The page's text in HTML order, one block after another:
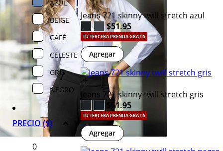
AZUL
BEIGE
CAFÉ
CELESTE
GRIS
NEGRO
PRECIO ($)
Jeans 721 skinny twill stretch azul
$51.95
TU TERCERA PRENDA GRATIS
Agregar
Jeans 721 skinny twill stretch gris
$51.95
TU TERCERA PRENDA GRATIS
Agregar